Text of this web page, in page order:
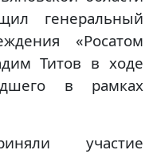
генеральный
«Росатом
Титов в ходе
в рамках
участие